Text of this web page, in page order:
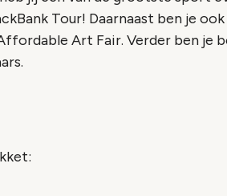
Tour! Daarnaast ben je
Art Fair. Verder ben je